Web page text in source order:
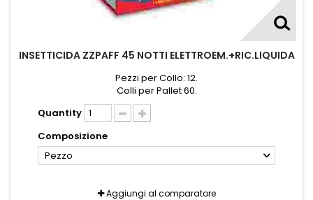
INSETTICIDA ZZPAFF 45 NOTTI ELETTROEM.+RIC.LIQUIDA
Pezzi per Collo: 12.
Colli per Pallet 60.
Quantity
Composizione
Pezzo
Aggiungi al comparatore